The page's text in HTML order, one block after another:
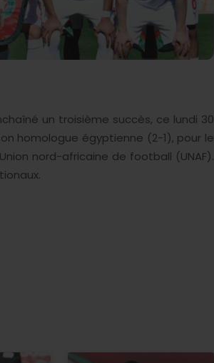
un troisième succès, ce lundi 30
homologue égyptienne (2-1), pour le
nord-africaine de football (UNAF).